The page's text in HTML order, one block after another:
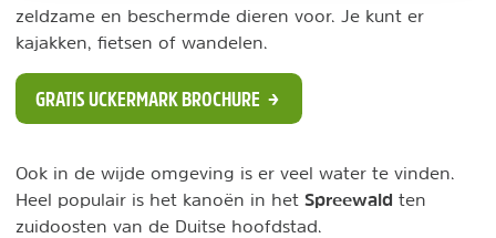
zeldzame en beschermde dieren voor. Je kunt er
kajakken, fietsen of wandelen.
GRATIS UCKERMARK BROCHURE
Ook in de wijde omgeving is er veel water te vinden.
Heel populair is het kanoën in het Spreewald ten
zuidoosten van de Duitse hoofdstad.